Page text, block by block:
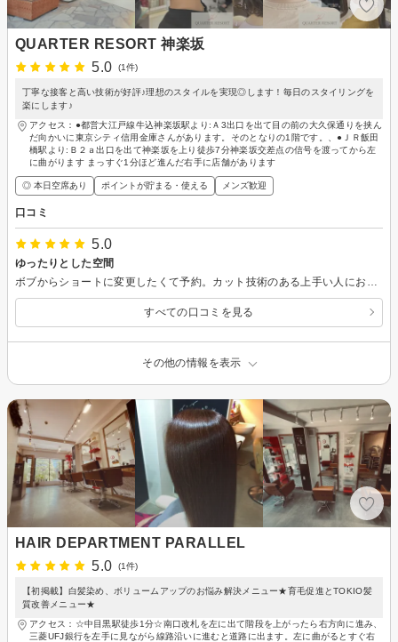
QUARTER RESORT 神楽坂
5.0
(1件)
丁寧な接客と高い技術が好評♪理想のスタイルを実現◎します！毎日のスタイリングを
楽にします♪
アクセス：●都営大江戸線牛込神楽坂駅より:Ａ3出口を出て目の前の大久保通りを挟ん
だ向かいに東京シティ信用金庫さんがあります。そのとなりの1階です。、●ＪＲ飯田
橋駅より:Ｂ２ａ出口を出て神楽坂を上り徒歩7分神楽坂交差点の信号を渡ってから左
に曲がります まっすぐ1分ほど進んだ右手に店舗があります
◎ 本日空席あり ポイントが貯まる・使える メンズ歓迎
口コミ
5.0
ゆったりとした空間
すべての口コミを見る
その他の情報を表示
HAIR DEPARTMENT PARALLEL
5.0
(1件)
【初掲載】白髪染め、ボリュームアップのお悩み解決メニュー★育毛促進とTOKIO髪
質改善メニュー★
アクセス：☆中目黒駅徒歩1分☆南口改札を左に出て階段を上がったら右方向に進み、
三菱UFJ銀行を左手に見ながら線路沿いに進むと道路に出ます。左に曲がるとすぐ右